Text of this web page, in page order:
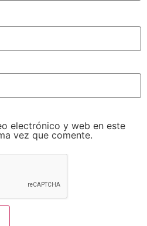
electrónico y web en este
vez que comente.